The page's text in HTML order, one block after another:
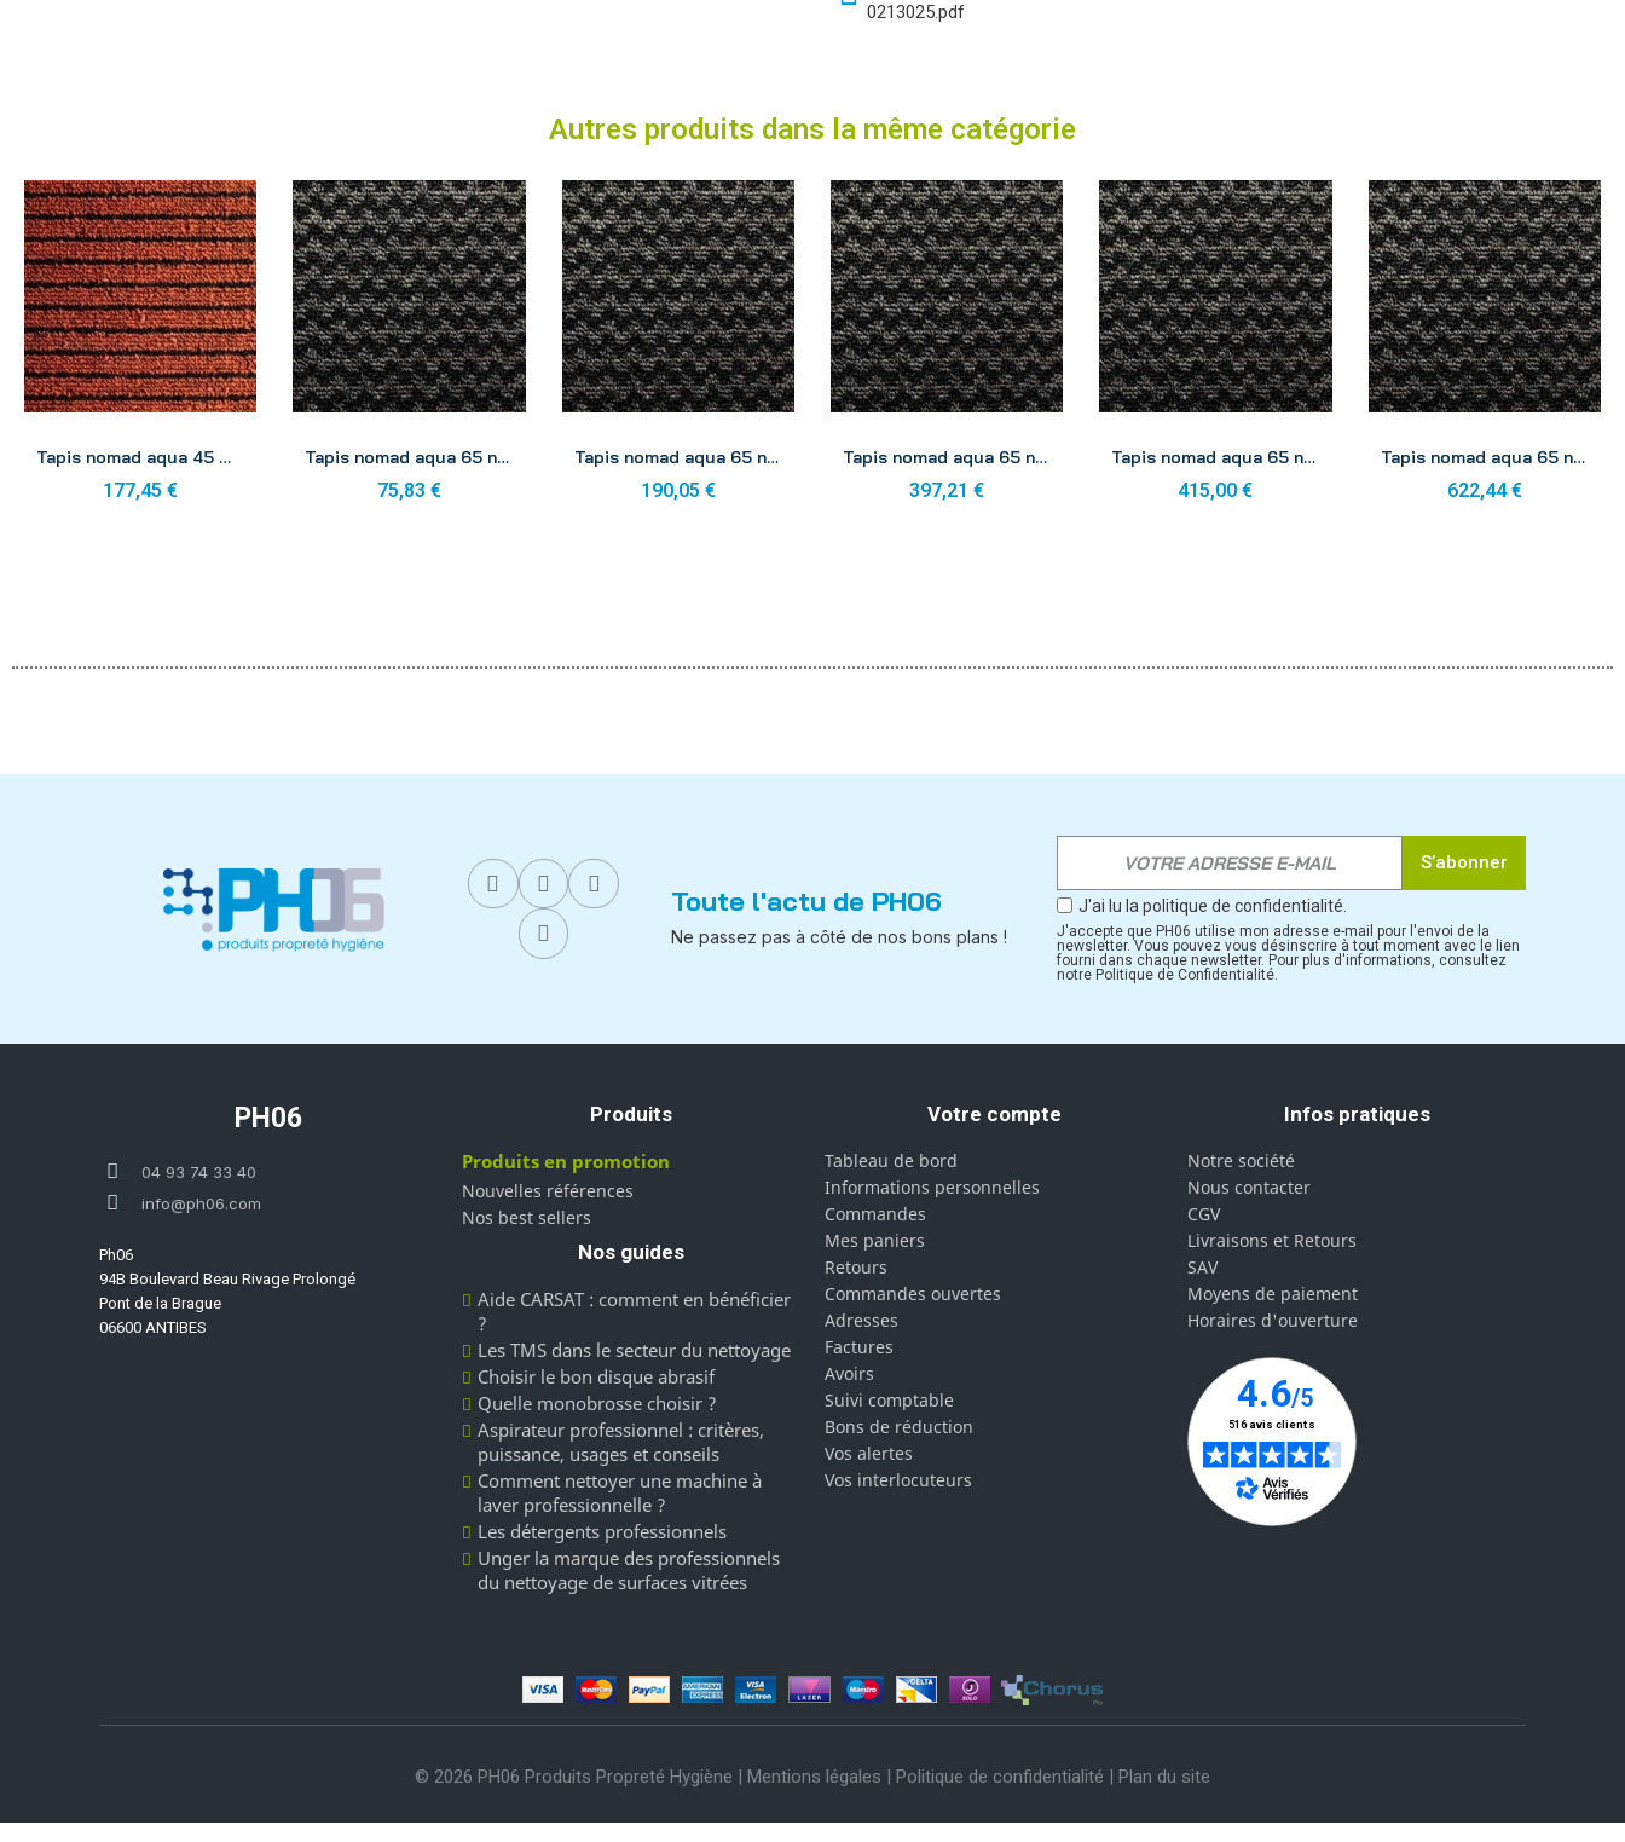
0213025.pdf
Autres produits dans la même catégorie
Tapis nomad aqua 45 marron 2.00 x 20.00
177,45 €
Tapis nomad aqua 65 noir 0.60 x 0.90
75,83 €
Tapis nomad aqua 65 noir 0.90 x 1.50
190,05 €
Tapis nomad aqua 65 noir 0.90 x 3.00 rouleau
397,21 €
Tapis nomad aqua 65 noir 1.30 x 2.00
415,00 €
Tapis nomad aqua 65 noir 1.30 x 3.00 rouleau
622,44 €
Toute l'actu de PH06
Ne passez pas à côté de nos bons plans !
S’abonner
J'ai lu la politique de confidentialité.
J'accepte que PH06 utilise mon adresse e-mail pour l'envoi de la
newsletter. Vous pouvez vous désinscrire à tout moment avec le lien
fourni dans chaque newsletter. Pour plus d'informations, consultez
notre Politique de Confidentialité.
PH06
04 93 74 33 40
info@ph06.com
Ph06
94B Boulevard Beau Rivage Prolongé
Pont de la Brague
06600 ANTIBES
Produits
Produits en promotion
Nouvelles références
Nos best sellers
Nos guides
Aide CARSAT : comment en bénéficier
?
Les TMS dans le secteur du nettoyage
Choisir le bon disque abrasif
Quelle monobrosse choisir ?
Aspirateur professionnel : critères,
puissance, usages et conseils
Comment nettoyer une machine à
laver professionnelle ?
Les détergents professionnels
Unger la marque des professionnels
du nettoyage de surfaces vitrées
Votre compte
Tableau de bord
Informations personnelles
Commandes
Mes paniers
Retours
Commandes ouvertes
Adresses
Factures
Avoirs
Suivi comptable
Bons de réduction
Vos alertes
Vos interlocuteurs
Infos pratiques
Notre société
Nous contacter
CGV
Livraisons et Retours
SAV
Moyens de paiement
Horaires d'ouverture
© 2026 PH06 Produits Propreté Hygiène | Mentions légales | Politique de confidentialité | Plan du site